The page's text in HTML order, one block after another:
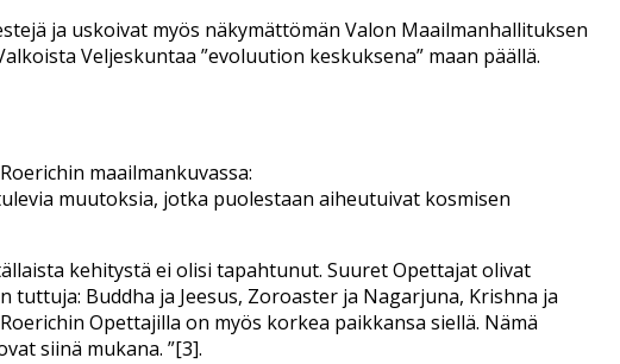
ja uskoivat myös näkymättömän Valon Maailmanhallituksen
Veljeskuntaa ”evoluution keskuksena” maan päällä.
maailmankuvassa:
muutoksia, jotka puolestaan aiheutuivat kosmisen
kehitystä ei olisi tapahtunut. Suuret Opettajat olivat
Buddha ja Jeesus, Zoroaster ja Nagarjuna, Krishna ja
Opettajilla on myös korkea paikkansa siellä. Nämä
siinä mukana. ”[3].